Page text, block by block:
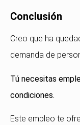
Conclusión
Creo que ha
demanda de
Tú necesitas
condiciones.
Este empleo te